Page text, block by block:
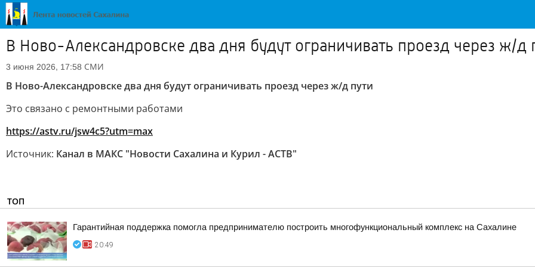
В Ново-Александровске два дня будут ограничивать проезд через ж/д
3 июня 2026, 17:58 СМИ
В Ново-Александровске два дня будут ограничивать проезд через ж/д пути
Это связано с ремонтными работами
https://astv.ru/jsw4c5?utm=max
Источник: Канал в МАКС "Новости Сахалина и Курил - АСТВ"
ТОП
Гарантийная поддержка помогла предпринимателю построить многофункциональный комплекс на Сахалине
20:49